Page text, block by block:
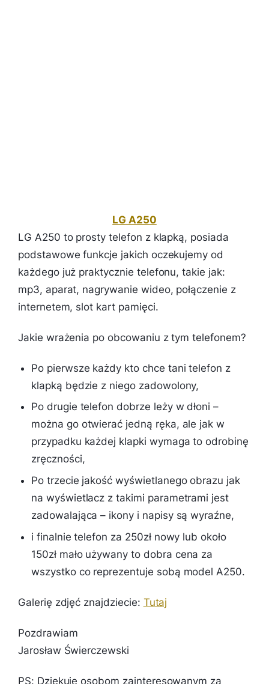
LG A250
LG A250 to prosty telefon z klapką, posiada
podstawowe funkcje jakich oczekujemy od
każdego już praktycznie telefonu, takie jak:
mp3, aparat, nagrywanie wideo, połączenie z
internetem, slot kart pamięci.
Jakie wrażenia po obcowaniu z tym telefonem?
Po pierwsze każdy kto chce tani telefon z
klapką będzie z niego zadowolony,
Po drugie telefon dobrze leży w dłoni –
można go otwierać jedną ręka, ale jak w
przypadku każdej klapki wymaga to odrobinę
zręczności,
Po trzecie jakość wyświetlanego obrazu jak
na wyświetlacz z takimi parametrami jest
zadowalająca – ikony i napisy są wyraźne,
i finalnie telefon za 250zł nowy lub około
150zł mało używany to dobra cena za
wszystko co reprezentuje sobą model A250.
Galerię zdjęć znajdziecie: Tutaj
Pozdrawiam
Jarosław Świerczewski
PS: Dziękuję osobom zainteresowanym za